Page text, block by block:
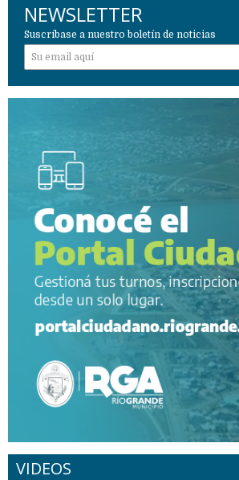
NEWSLETTER
Suscríbase a nuestro boletín de noticias
VIDEOS